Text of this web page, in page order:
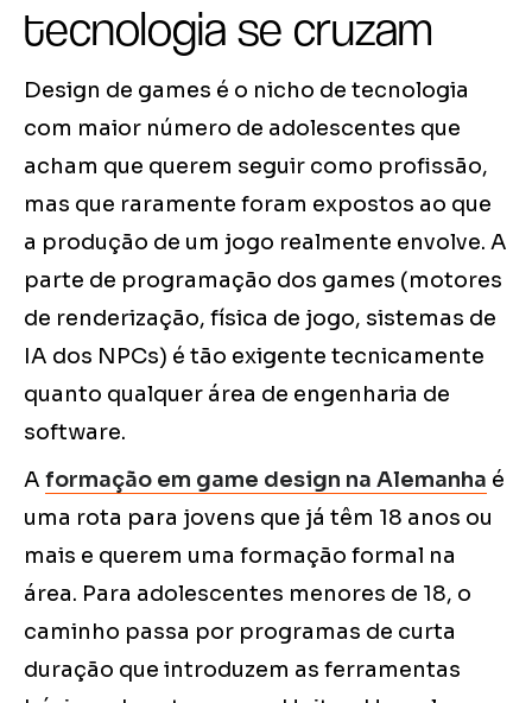
tecnologia se cruzam
Design de games é o nicho de tecnologia
com maior número de adolescentes que
acham que querem seguir como profissão,
mas que raramente foram expostos ao que
a produção de um jogo realmente envolve. A
parte de programação dos games (motores
de renderização, física de jogo, sistemas de
IA dos NPCs) é tão exigente tecnicamente
quanto qualquer área de engenharia de
software.
A formação em game design na Alemanha é
uma rota para jovens que já têm 18 anos ou
mais e querem uma formação formal na
área. Para adolescentes menores de 18, o
caminho passa por programas de curta
duração que introduzem as ferramentas